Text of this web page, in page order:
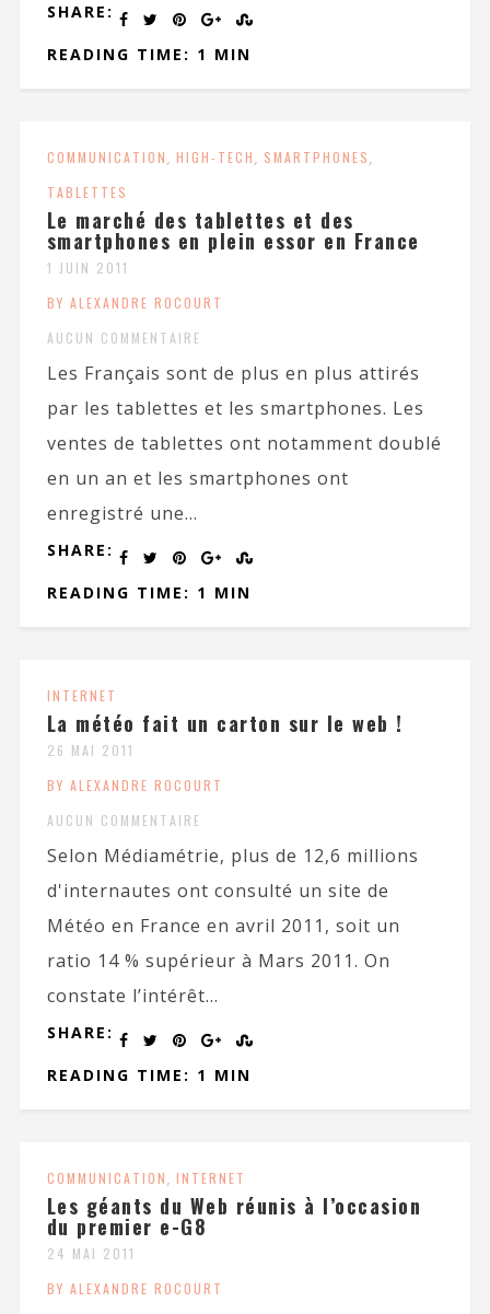
SHARE:
READING TIME: 1 MIN
COMMUNICATION, HIGH-TECH, SMARTPHONES,
TABLETTES
Le marché des tablettes et des
smartphones en plein essor en France
1 JUIN 2011
BY ALEXANDRE ROCOURT
AUCUN COMMENTAIRE
Les Français sont de plus en plus attirés
par les tablettes et les smartphones. Les
ventes de tablettes ont notamment doublé
en un an et les smartphones ont
enregistré une...
SHARE:
READING TIME: 1 MIN
INTERNET
La météo fait un carton sur le web !
26 MAI 2011
BY ALEXANDRE ROCOURT
AUCUN COMMENTAIRE
Selon Médiamétrie, plus de 12,6 millions
d'internautes ont consulté un site de
Météo en France en avril 2011, soit un
ratio 14 % supérieur à Mars 2011. On
constate l’intérêt...
SHARE:
READING TIME: 1 MIN
COMMUNICATION, INTERNET
Les géants du Web réunis à l’occasion
du premier e-G8
24 MAI 2011
BY ALEXANDRE ROCOURT